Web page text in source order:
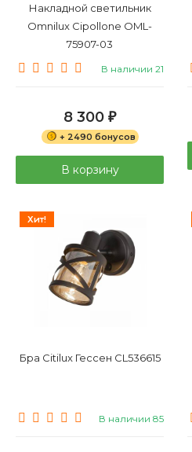
Накладной светильник
Omnilux Cipollone OML-
75907-03
В наличии 21
8 300 ₽
+ 2490 бонусов
В корзину
Хит!
Бра Citilux Гессен CL536615
В наличии 85